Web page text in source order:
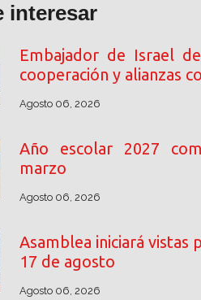
interesar
Embajador de Israel
cooperación y alianzas
Agosto 06, 2026
Año escolar 2027
marzo
Agosto 06, 2026
Asamblea iniciará vistas
17 de agosto
Agosto 06, 2026